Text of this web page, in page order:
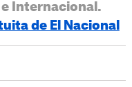
e Internacional.
de El Nacional